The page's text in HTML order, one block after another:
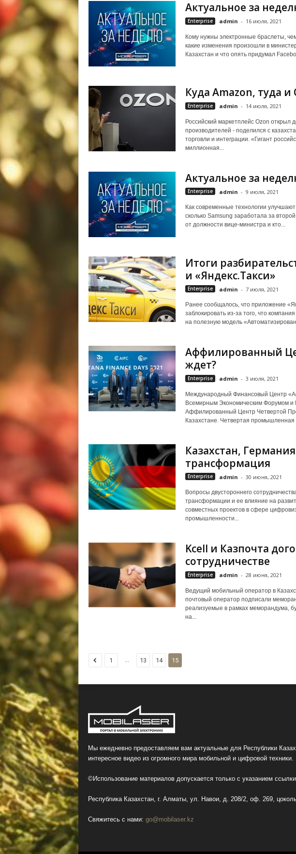
Актуальное за
Enterprise admin - 16 июля, 2021
Кому нужны электронные браслеты,
какие изменения произошли в
Казахстан и что опять придумал
Куда Amazon, туда и
Enterprise admin - 14 июля, 2021
Российский маркетплейс Ozon открыл
производителей - поделился с
торговли и интеграции. «Гигант
миллионная...
Актуальное за
Enterprise admin - 9 июля, 2021
Как современные технологии
сколько Samsung заработала за
от должности вице-министра и кто...
Итоги
и «Яндекс.Такси»
Enterprise admin - 7 июля, 2021
Ранее сообщалось, что приложение
заблокировать из-за того, что
на полезную модель
Аффилированный
ждет?
Enterprise admin - 3 июля, 2021
Международный Финансовый Центр
Всемирным Экономическим Форумом
Аффилированный Центр Четвертой
Казахстане. Четвертая
Казахстан,
трансформация
Enterprise admin - 30 июня, 2021
Вопросы двустороннего
трансформации и ее влияние на
совместных проектов в сфере
промышленности...
Kcell и Казпочта
сотрудничестве
Enterprise admin - 28 июня, 2021
Ведущий мобильный оператор в
почтовый оператор подписали
реализуемые в рамках меморандума,
на...
1 13 14 15
Мы ежедневно предоставляем вам актуальные для Республики
интересное видео из огромного мира мобильной и цифровой техники.
©Использование материалов допускается только с указанием
Республика Казахстан, г. Алматы, ул. Навои, д. 208/2, оф. 269,
Свяжитесь с нами: go@mobilaser.kz